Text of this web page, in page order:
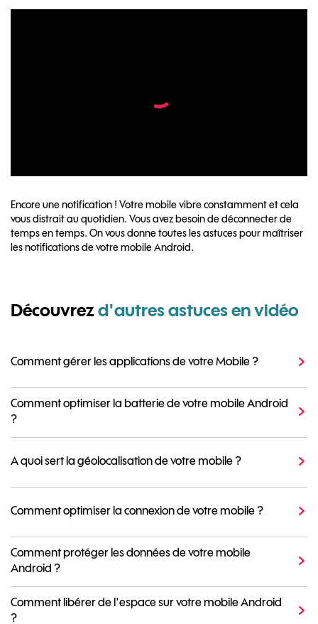
Encore une notification ! Votre mobile vibre constamment et cela
vous distrait au quotidien. Vous avez besoin de déconnecter de
temps en temps. On vous donne toutes les astuces pour maîtriser
les notifications de votre mobile Android.
Découvrezd'autres astuces en vidéo
Comment gérer les applications de votre Mobile ?
Comment optimiser la batterie de votre mobile Android
?
A quoi sert la géolocalisation de votre mobile ?
Comment optimiser la connexion de votre mobile ?
Comment protéger les données de votre mobile
Android ?
Comment libérer de l'espace sur votre mobile Android
?